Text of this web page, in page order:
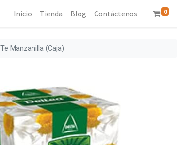
Inicio Tienda Blog Contáctenos 0
Te Manzanilla (Caja)